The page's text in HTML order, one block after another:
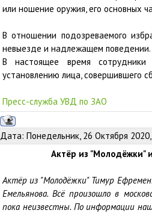
или ношение оружия, его основных
В отношении подозреваемого
невыезде и надлежащем поведении.
В настоящее время
установлению лица, совершившего
Пресс-служба УВД по ЗАО
Дата: Понедельник, 26 Октября
Актёр из "Молодёжки"
Актёр из "Молодёжки" Тимур
Емельянова. Всё произошло в
пока неизвестны. По информации